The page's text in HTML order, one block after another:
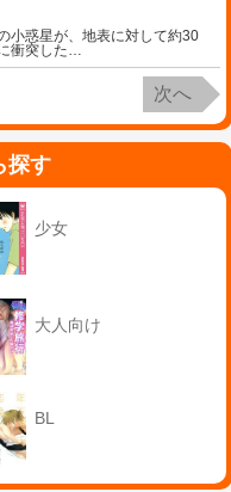
小惑星が、地表に対して約30
衝突した…
次へ
探す
少女
大人向け
BL